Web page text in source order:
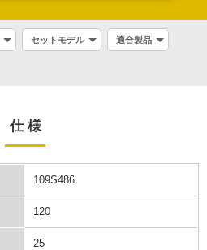
セットモデル 適合製品
仕 様
109S486
120
25